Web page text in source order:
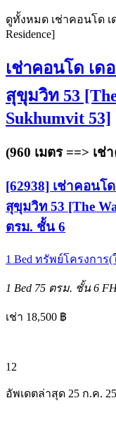
ดูทั้งหมด เช่าคอนโด เ
Residence]
เช่าคอนโด เด
สุขุมวิท 53
Sukhumvit 53]
(960 เมตร ==> เช่
[62938] เช่าคอนโ
สุขุมวิท 53 [The
ตรม. ชั้น 6
1 Bed ทรัพย์โครงการ(
1 Bed 75 ตรม. ชั้น 6
เช่า 18,500 ฿
12
อัพเดตล่าสุด 25 ก.ค.